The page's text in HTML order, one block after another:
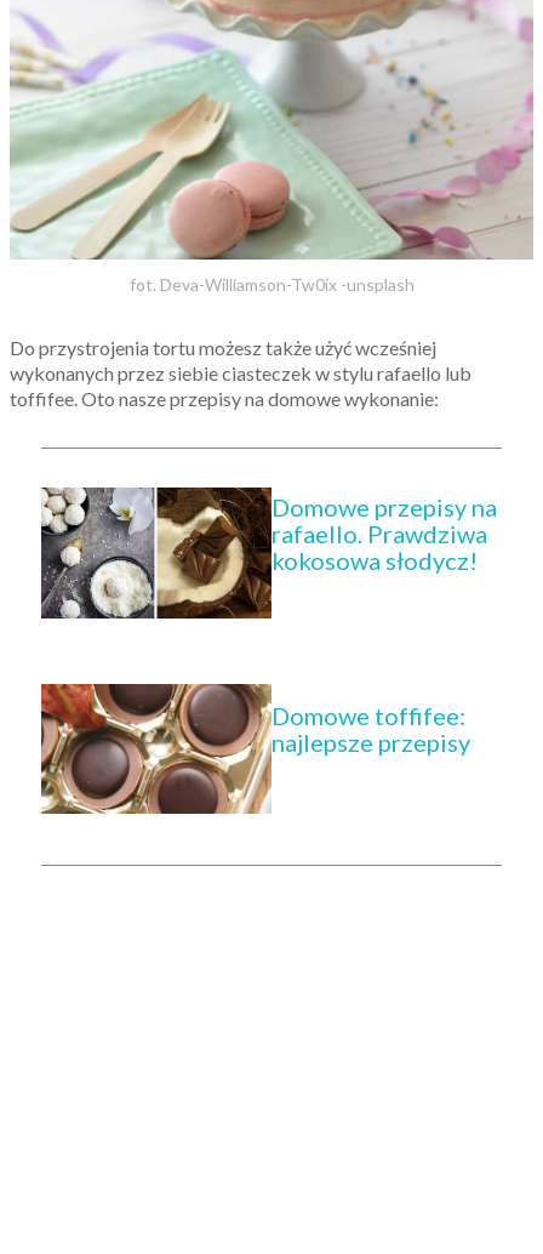
fot. Deva-Williamson-Tw0ix -unsplash
Do przystrojenia tortu możesz także użyć wcześniej
wykonanych przez siebie ciasteczek w stylu rafaello lub
toffifee. Oto nasze przepisy na domowe wykonanie:
Domowe przepisy na
rafaello. Prawdziwa
kokosowa słodycz!
Domowe toffifee:
najlepsze przepisy